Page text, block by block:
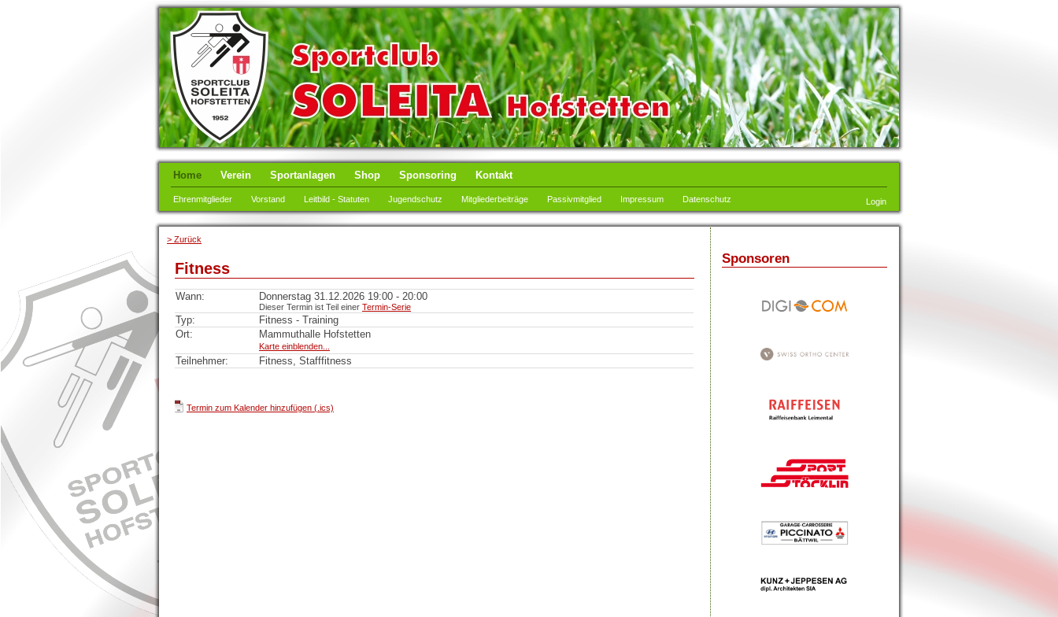
Home Verein Sportanlagen Shop Sponsoring Kontakt
Ehrenmitglieder Vorstand Leitbild - Statuten Jugendschutz Mitgliederbeiträge Passivmitglied Impressum Datenschutz Login
> Zurück
Fitness
Wann: Donnerstag 31.12.2026 19:00 - 20:00
Dieser Termin ist Teil einer Termin-Serie
Typ:
Fitness - Training
Ort:
Mammuthalle Hofstetten
Karte einblenden...
Teilnehmer: Fitness, Stafffitness
Termin zum Kalender hinzufügen (.ics)
Sponsoren